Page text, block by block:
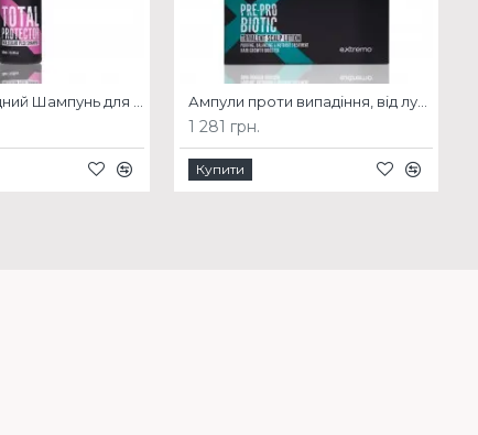
1 281 грн.
Купити